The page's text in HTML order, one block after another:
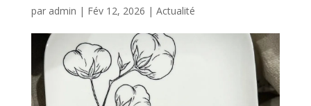
par admin | Fév 12, 2026 | Actualité